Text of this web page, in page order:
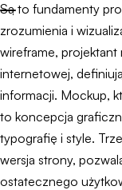
Są to fundamenty
zrozumienia i
wireframe, projektant
internetowej,
informacji. Mockup,
to koncepcja
typografię i style.
wersja strony,
ostatecznego